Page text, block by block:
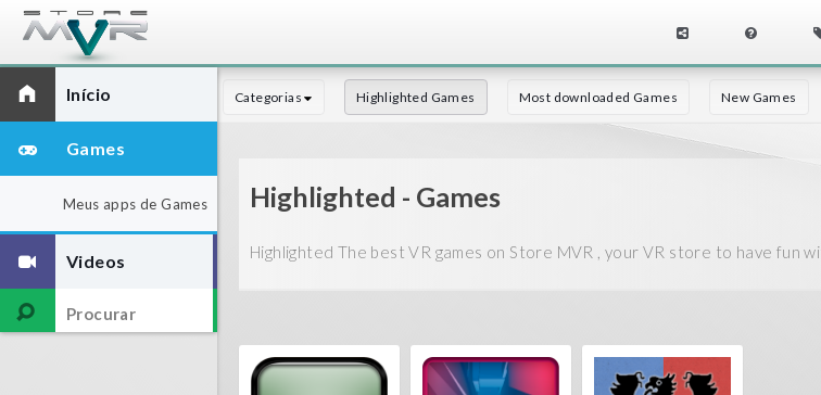
Início
Games
Meus apps de Games
Videos
Categorias Highlighted Games Most downloaded Games New Games
Highlighted - Games
Highlighted The best VR games on Store MVR , your VR store to have fun